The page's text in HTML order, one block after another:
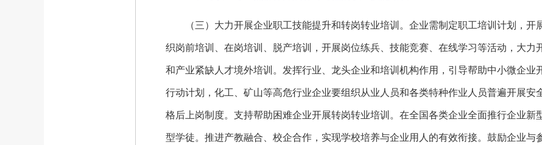
（三）大力开展企业职工技能提升和转岗转业培训。企业需制定职工培训计划，开
织岗前培训、在岗培训、脱产培训，开展岗位练兵、技能竞赛、在线学习等活动，大
和产业紧缺人才境外培训。发挥行业、龙头企业和培训机构作用，引导帮助中小微企
行动计划，化工、矿山等高危行业企业要组织从业人员和各类特种作业人员普遍开展
格后上岗制度。支持帮助困难企业开展转岗转业培训。在全国各类企业全面推行企业
型学徒。推进产教融合、校企合作，实现学校培养与企业用人的有效衔接。鼓励企业